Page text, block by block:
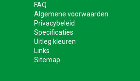
FAQ
Algemene voorwaarden
Privacybeleid
Specificaties
Uitleg kleuren
Links
Sitemap